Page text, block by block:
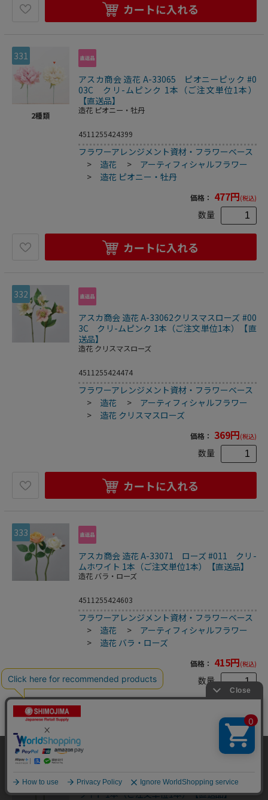
当サイトはクッキー（Cookie）を使用しています。Cookieの使用に同意いた
だける場合は「OK」をクリックしてください。
OK
カートに入れる
331
2種類
アスカ商会 造花 A-33065 ピオニーピック #0
03C クリ-ムピンク 1本（ご注文単位1本）
【直送品】
造花 ピオニー・牡丹
4511255424399
フラワーアレンジメント資材・フラワーベース
> 造花 > アーティフィシャルフラワー
> 造花 ピオニー・牡丹
価格： 477円(税込)
数量
カートに入れる
332
アスカ商会 造花 A-33062クリスマスローズ #00
3C クリ-ムピンク 1本（ご注文単位1本）【直
送品】
造花 クリスマスローズ
4511255424474
フラワーアレンジメント資材・フラワーベース
> 造花 > アーティフィシャルフラワー
> 造花 クリスマスローズ
価格： 369円(税込)
数量
カートに入れる
333
アスカ商会 造花 A-33071 ローズ #011 クリ-
ムホワイト 1本（ご注文単位1本）【直送品】
造花 バラ・ローズ
4511255424603
フラワーアレンジメント資材・フラワーベース
> 造花 > アーティフィシャルフラワー
> 造花 バラ・ローズ
価格： 415円(税込)
数量
334
アスカ商会 造花 A-33081 ピオニー #001 ホ
ワイト 1本（ご注文単位1本）【直送品】